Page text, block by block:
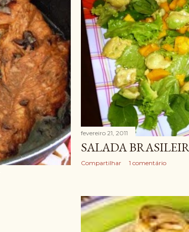
fevereiro 21, 2011
SALADA
Compartilhar 1 comentário